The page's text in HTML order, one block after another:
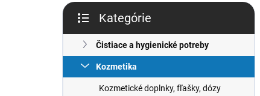
B
č
ý
p
kategórie
Kategórie
Čistiace a hygienické potreby
Kozmetika
Kozmetické doplnky, fľašky, dózy